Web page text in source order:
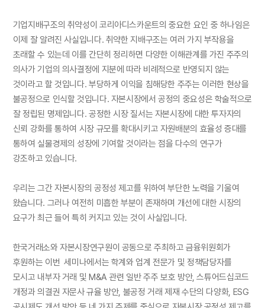
기업지배구조의 취약성이 코리아디스카운트의 중요한 요인 중 하나임은
이제 잘 알려진 사실입니다. 취약한 지배구조는 여러 가지 부작용을
초래할 수 있는데 이를 간단히 정리하면 다양한 이해관계를 가진 주주의
의사가 기업의 의사결정에 지분에 따라 비례적으로 반영되지 않는
것이라고 할 것입니다. 부당하게 이익을 침해당한 주주는 이러한 현상을
불공정으로 인식할 것입니다. 자본시장에서 공정의 중요성은 학술적으로
잘 정립된 명제입니다. 공정한 시장 질서는 자본시장에 대한 투자자의
신뢰 강화를 통하여 시장 규모를 확대시키고 자원배분의 효율성 증대를
통하여 실물경제의 성장에 기여할 것이라는 점을 다수의 연구가
강조하고 있습니다.
우리는 그간 자본시장의 공정성 제고를 위하여 부단한 노력을 기울여
왔습니다. 그러나 여전히 미흡한 부분이 존재하며 개선에 대한 시장의
요구가 최근 들어 특히 커지고 있는 것이 사실입니다.
한국거래소와 자본시장연구원이 공동으로 주최하고 금융위원회가
후원하는 이번 세미나에서는 학계와 업계 전문가 및 정책담당자를
모시고 내부자 거래 및 M&A 관련 일반 주주 보호 방안, 스튜어드십코드
개정과 의결권 자문사 규율 방안, 불공정 거래 제재 수단의 다양화, ESG